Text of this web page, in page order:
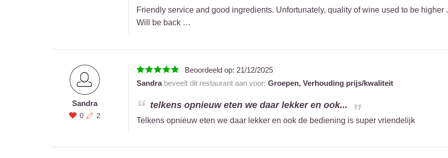
Friendly service and good ingredients. Unfortunately, quality of wine used to be higher .
Will be back …
Sandra
0 2
Beoordeeld op: 21/12/2025
Sandrabeveelt dit restaurant aan voor: Groepen, Verhouding prijs/kwaliteit
telkens opnieuw eten we daar lekker en ook...
Telkens opnieuw eten we daar lekker en ook de bediening is super vriendelijk